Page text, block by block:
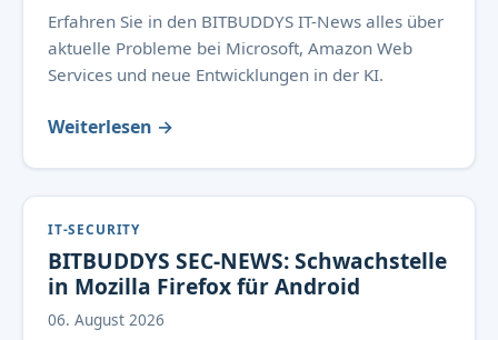
Erfahren Sie in den BITBUDDYS IT-News alles über
aktuelle Probleme bei Microsoft, Amazon Web
Services und neue Entwicklungen in der KI.
Weiterlesen →
IT-SECURITY
BITBUDDYS SEC-NEWS: Schwachstelle
in Mozilla Firefox für Android
06. August 2026